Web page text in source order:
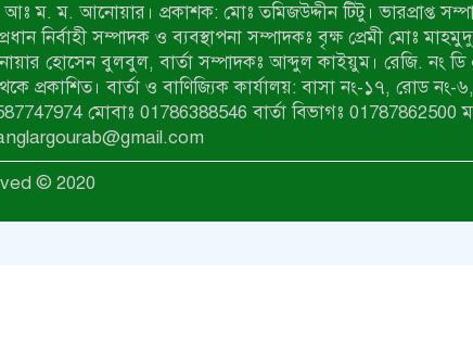
আঃ ম. ম. আনোয়ার। প্রকাশক: মোঃ তমিজউদ্দীন টিটু। ভারপ্রাপ্ত
নির্বাহী সম্পাদক ও ব্যবস্থাপনা সম্পাদকঃ বৃক্ষ প্রেমী মোঃ
হোসেন বুলবুল, বার্তা সম্পাদকঃ আব্দুল কাইয়ুম। রেজি. নং
প্রকাশিত। বার্তা ও বাণিজ্যিক কার্যালয়: বাসা নং-১৭, রোড
মোবাঃ 01786388546 বার্তা বিভাগঃ 01787862500
© 2020